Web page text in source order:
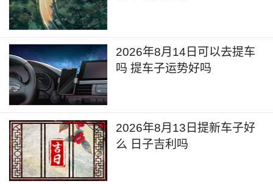
2026年8月14日可以去提车
吗 提车子运势好吗
2026年8月13日提新车子好
么 日子吉利吗